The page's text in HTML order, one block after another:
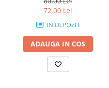
Comparatoare profil suprafata
Accesorii durometre si
rugozimetre
Lupe si microscoape
mm, pistolet MB25, MB24,
MB36 MIG/MAG
72,00 Lei
IN DEPOZIT
ADAUGA IN COS